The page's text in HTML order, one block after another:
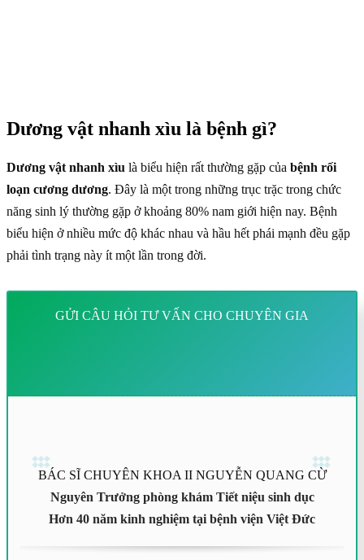
Dương vật nhanh xìu là bệnh gì?
Dương vật nhanh xìu là biểu hiện rất thường gặp của bệnh rối
loạn cương dương. Đây là một trong những trục trặc trong chức
năng sinh lý thường gặp ở khoảng 80% nam giới hiện nay. Bệnh
biểu hiện ở nhiều mức độ khác nhau và hầu hết phái mạnh đều gặp
phải tình trạng này ít một lần trong đời.
GỬI CÂU HỎI TƯ VẤN CHO CHUYÊN GIA
BÁC SĨ CHUYÊN KHOA II NGUYỄN QUANG CỪ
Nguyên Trưởng phòng khám Tiết niệu sinh dục
Hơn 40 năm kinh nghiệm tại bệnh viện Việt Đức